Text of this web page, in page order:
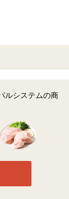
シェアする
ルシステムの商